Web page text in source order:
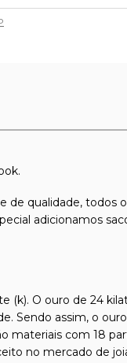
de qualidade, todos
adicionamos
(k). O ouro de 24
Sendo assim, o
materiais com 18
no mercado de